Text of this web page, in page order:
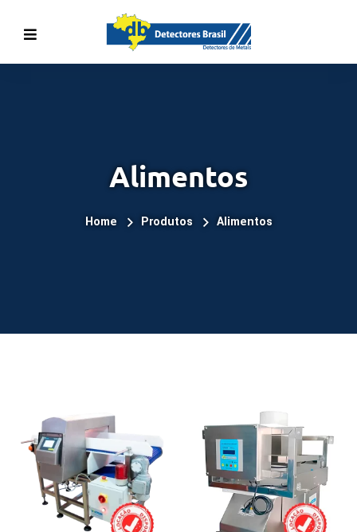
Alimentos
Home Produtos Alimentos